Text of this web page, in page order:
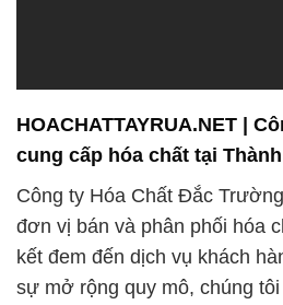
HOACHATTAYRUA.NET |
cung cấp hóa chất tại
Công ty Hóa Chất Đắc
đơn vị bán và phân phối hóa
kết đem đến dịch vụ khách
sự mở rộng quy mô, chúng